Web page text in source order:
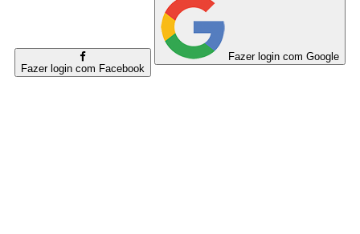
Fazer login com Facebook
Fazer login com Google